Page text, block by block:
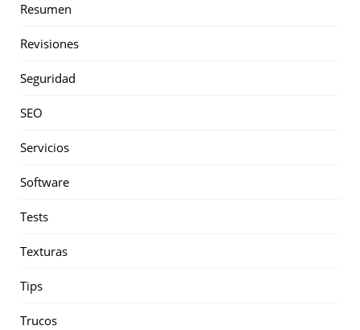
Resumen
Revisiones
Seguridad
SEO
Servicios
Software
Tests
Texturas
Tips
Trucos